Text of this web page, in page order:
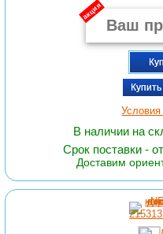
акция
Условия
В наличии на
Срок поставки -
Доставим